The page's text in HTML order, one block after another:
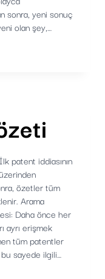
sonra, yeni sonuç
olan şey,…
patent iddiasının
özetler tüm
Arama
Daha önce her
ayrı erişmek
tüm patentler
sayede ilgili…